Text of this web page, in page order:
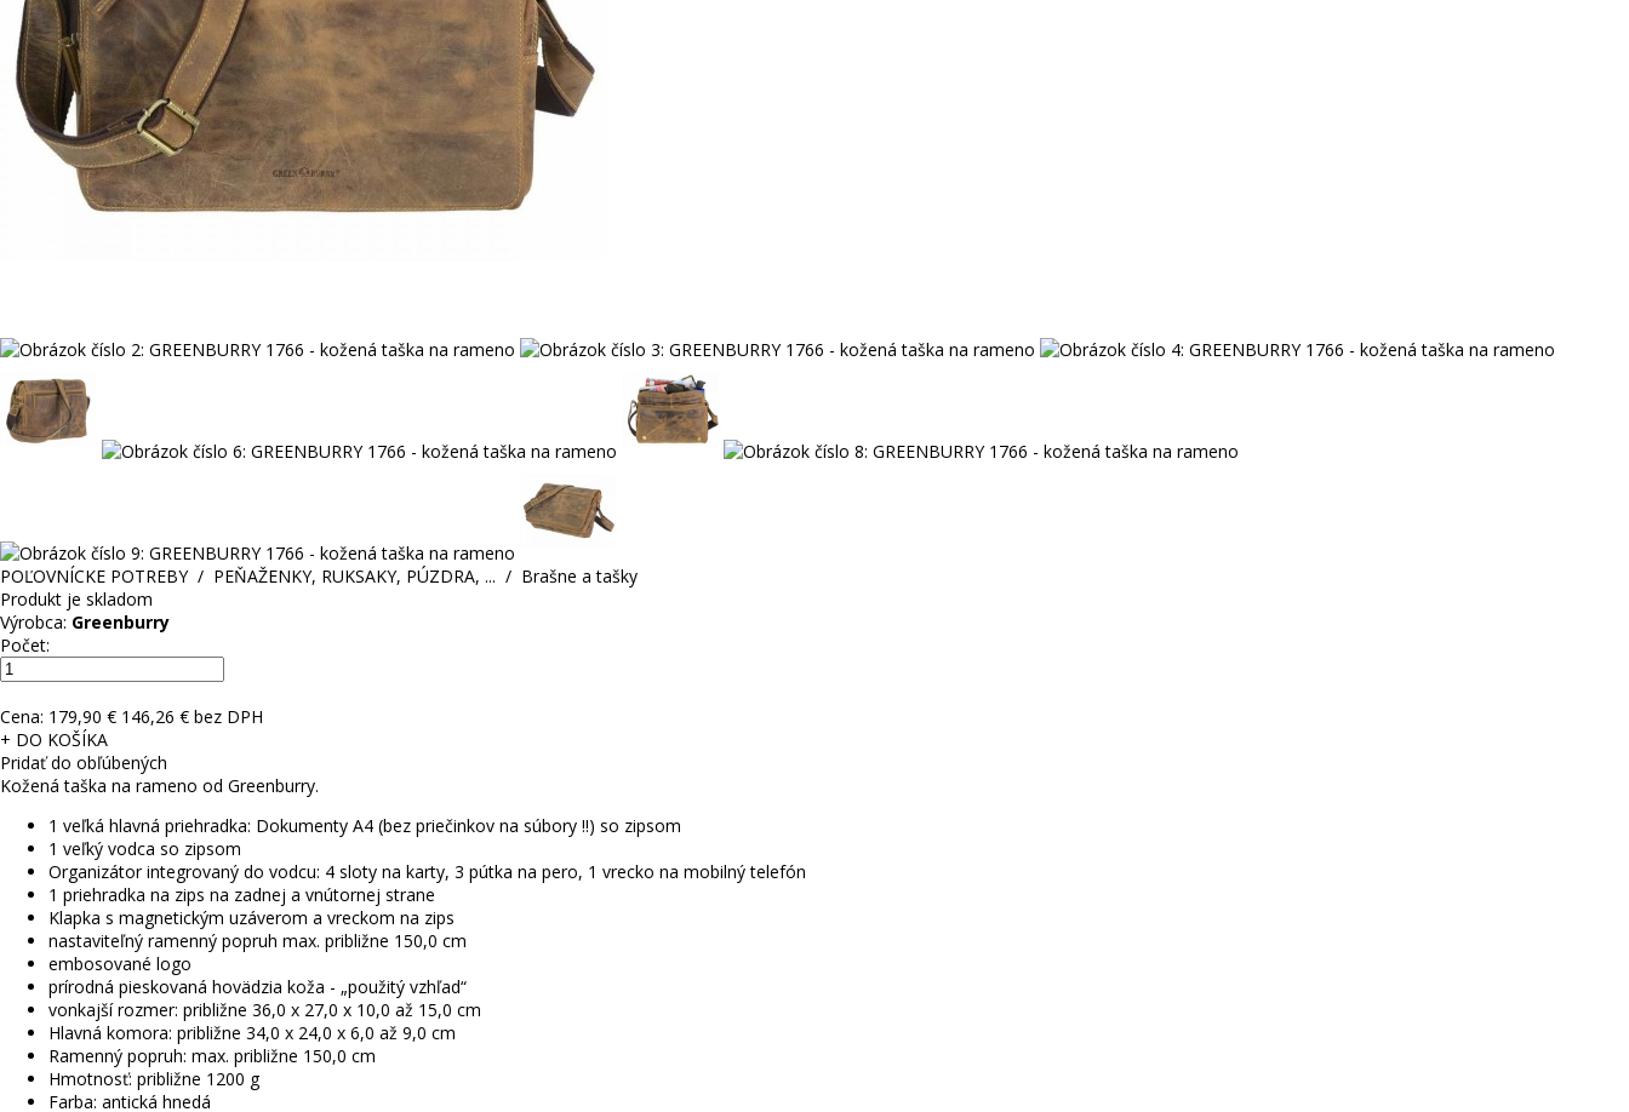
POĽOVNÍCKE POTREBY/ PEŇAŽENKY, RUKSAKY, PÚZDRA, ... / Brašne a tašky
Produkt je skladom
Výrobca: Greenburry
Počet:
Cena: 179,90 € 146,26 € bez DPH
+ DO KOŠÍKA
Pridať do obľúbených
Kožená taška na rameno od Greenburry.
1 veľká hlavná priehradka: Dokumenty A4 (bez priečinkov na súbory !!) so zipsom
1 veľký vodca so zipsom
Organizátor integrovaný do vodcu: 4 sloty na karty, 3 pútka na pero, 1 vrecko na mobilný telefón
1 priehradka na zips na zadnej a vnútornej strane
Klapka s magnetickým uzáverom a vreckom na zips
nastaviteľný ramenný popruh max. približne 150,0 cm
embosované logo
prírodná pieskovaná hovädzia koža - „použitý vzhľad“
vonkajší rozmer: približne 36,0 x 27,0 x 10,0 až 15,0 cm
Hlavná komora: približne 34,0 x 24,0 x 6,0 až 9,0 cm
Ramenný popruh: max. približne 150,0 cm
Hmotnosť: približne 1200 g
Farba: antická hnedá